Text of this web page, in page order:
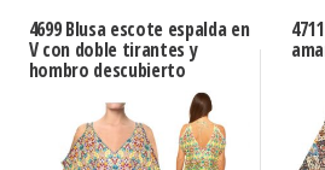
4699 Blusa escote espalda en
V con doble tirantes y
hombro descubierto